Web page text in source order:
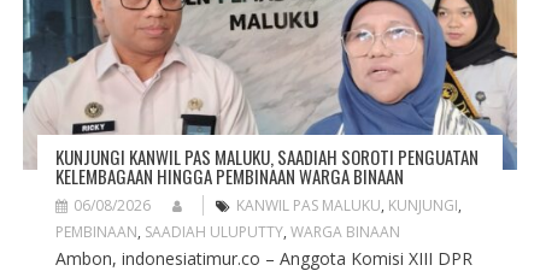
KUNJUNGI KANWIL PAS MALUKU, SAADIAH SOROTI PENGUATAN
KELEMBAGAAN HINGGA PEMBINAAN WARGA BINAAN
06/08/2026 KANWIL PAS MALUKU, KUNJUNGI,
PEMBINAAN, SAADIAH ULUPUTTY, WARGA BINAAN
Ambon, indonesiatimur.co – Anggota Komisi XIII DPR